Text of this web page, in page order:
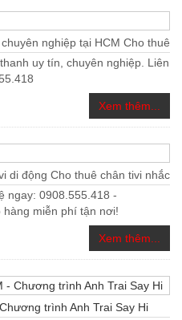
nghiệp tại HCM Cho thuê
uy tín, chuyên nghiệp. Liên
Xem thêm...
di động Cho thuê chân tivi nhắc
ngay: 0908.555.418 -
miễn phí tận nơi!
Xem thêm...
trình Anh Trai Say Hi